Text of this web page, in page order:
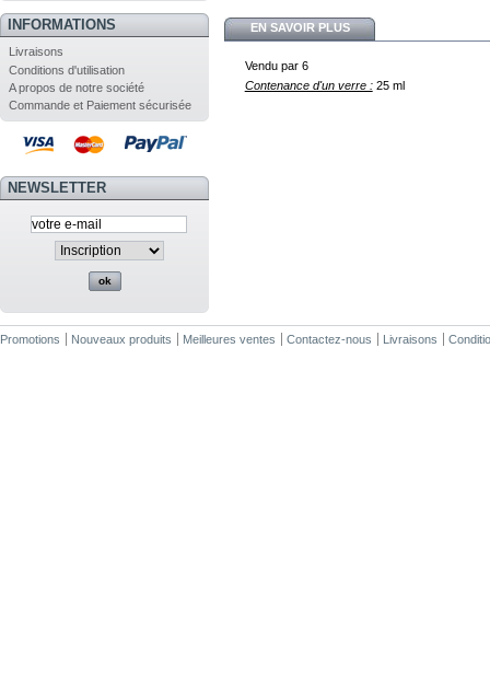
INFORMATIONS
Livraisons
Conditions d'utilisation
A propos de notre société
Commande et Paiement sécurisée
NEWSLETTER
EN SAVOIR PLUS
Vendu par 6
Contenance d'un verre :25 ml
Promotions Nouveaux produits Meilleures ventes Contactez-nous Livraisons